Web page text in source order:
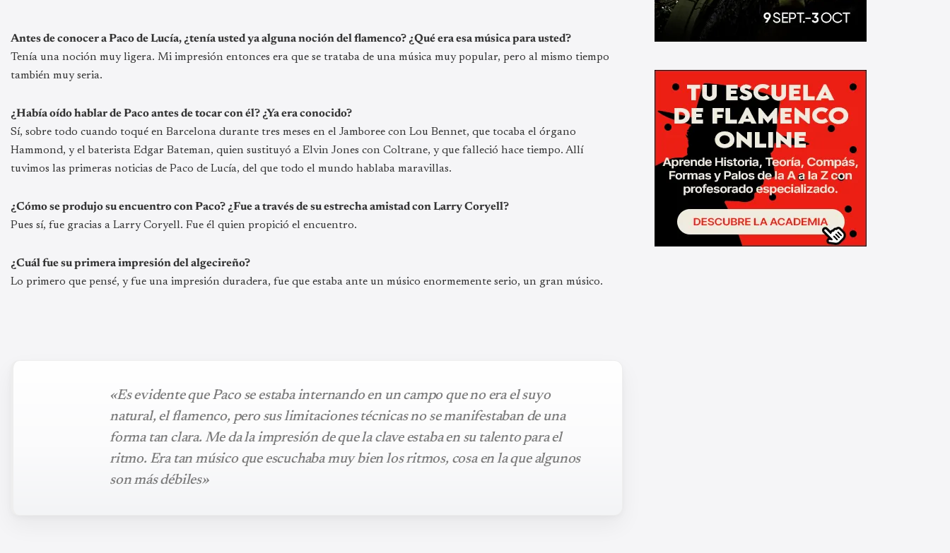
Antes de conocer a Paco de Lucía, ¿tenía usted ya alguna noción del flamenco? ¿Qué era esa música para usted?
Tenía una noción muy ligera. Mi impresión entonces era que se trataba de una música muy popular, pero al mismo tiempo
también muy seria.
¿Había oído hablar de Paco antes de tocar con él? ¿Ya era conocido?
Sí, sobre todo cuando toqué en Barcelona durante tres meses en el Jamboree con Lou Bennet, que tocaba el órgano
Hammond, y el baterista Edgar Bateman, quien sustituyó a Elvin Jones con Coltrane, y que falleció hace tiempo. Allí
tuvimos las primeras noticias de Paco de Lucía, del que todo el mundo hablaba maravillas.
¿Cómo se produjo su encuentro con Paco? ¿Fue a través de su estrecha amistad con Larry Coryell?
Pues sí, fue gracias a Larry Coryell. Fue él quien propició el encuentro.
¿Cuál fue su primera impresión del algecireño?
Lo primero que pensé, y fue una impresión duradera, fue que estaba ante un músico enormemente serio, un gran músico.
«Es evidente que Paco se estaba internando en un campo que no era el suyo
natural, el flamenco, pero sus limitaciones técnicas no se manifestaban de una
forma tan clara. Me da la impresión de que la clave estaba en su talento para el
ritmo. Era tan músico que escuchaba muy bien los ritmos, cosa en la que algunos
son más débiles»